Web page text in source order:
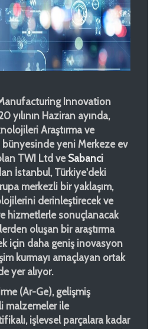
Innovation
yılının Haziran ayında,
Araştırma ve
yeni Merkeze ev
TWI Ltd ve Sabanci
İstanbul, Türkiye'deki
merkezli bir yaklaşım,
derinleştirecek ve
hizmetlerle sonuçlanacak
oluşan bir araştırma
için daha geniş inovasyon
kurmayı amaçlayan ortak
yer alıyor.
(Ar-Ge), gelişmiş
malzemeler ile
işlevsel parçalara kadar